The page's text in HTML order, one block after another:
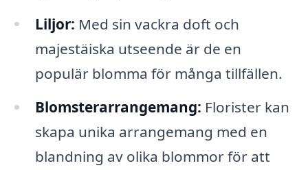
Liljor: Med sin vackra doft och
majestäiska utseende är de en
populär blomma för många tillfällen.
Blomsterarrangemang: Florister kan
skapa unika arrangemang med en
blandning av olika blommor för att